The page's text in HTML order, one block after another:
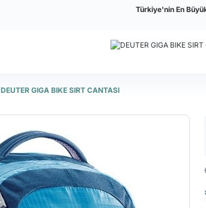
Türkiye'nin En
DEUTER GIGA BIKE SIRT CANTASI